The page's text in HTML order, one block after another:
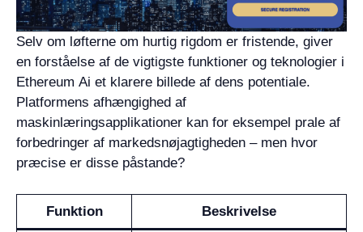
Selv om løfterne om hurtig rigdom er fristende, giver
en forståelse af de vigtigste funktioner og teknologier i
Ethereum Ai et klarere billede af dens potentiale.
Platformens afhængighed af
maskinlæringsapplikationer kan for eksempel prale af
forbedringer af markedsnøjagtigheden – men hvor
præcise er disse påstande?
Funktion Beskrivelse